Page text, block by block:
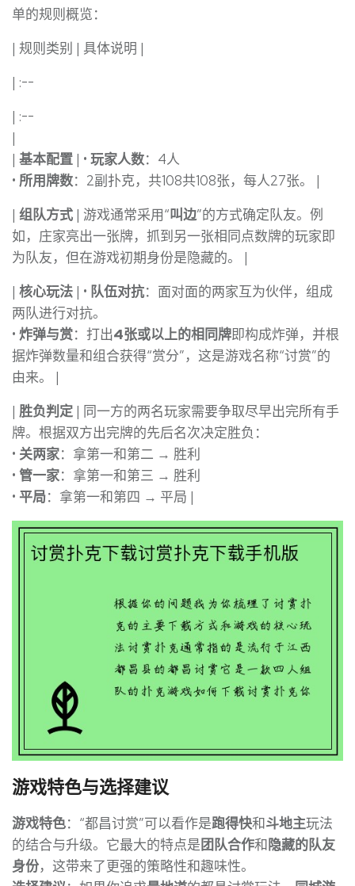
单的规则概览：
| 规则类别 | 具体说明 |
| :--
| :--
|
| 基本配置 | • 玩家人数：4人
• 所用牌数：2副扑克，共108共108张，每人27张。 |
| 组队方式 | 游戏通常采用“叫边”的方式确定队友。例
如，庄家亮出一张牌，抓到另一张相同点数牌的玩家即
为队友，但在游戏初期身份是隐藏的。 |
| 核心玩法 | • 队伍对抗：面对面的两家互为伙伴，组成
两队进行对抗。
• 炸弹与赏：打出4张或以上的相同牌即构成炸弹，并根
据炸弹数量和组合获得“赏分”，这是游戏名称“讨赏”的
由来。 |
| 胜负判定 | 同一方的两名玩家需要争取尽早出完所有手
牌。根据双方出完牌的先后名次决定胜负：
• 关两家：拿第一和第二 → 胜利
• 管一家：拿第一和第三 → 胜利
• 平局：拿第一和第四 → 平局 |
游戏特色与选择建议
游戏特色：“都昌讨赏”可以看作是跑得快和斗地主玩法
的结合与升级。它最大的特点是团队合作和隐藏的队友
身份，这带来了更强的策略性和趣味性。